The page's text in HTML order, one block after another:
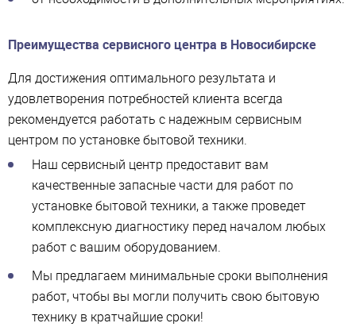
Преимущества сервисного центра в Новосибирске
Для достижения оптимального результата и
удовлетворения потребностей клиента всегда
рекомендуется работать с надежным сервисным
центром по установке бытовой техники.
Наш сервисный центр предоставит вам
качественные запасные части для работ по
установке бытовой техники, а также проведет
комплексную диагностику перед началом любых
работ с вашим оборудованием.
Мы предлагаем минимальные сроки выполнения
работ, чтобы вы могли получить свою бытовую
технику в кратчайшие сроки!